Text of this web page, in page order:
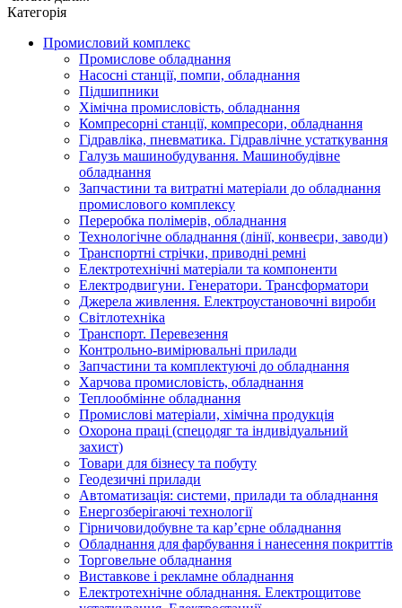
Категорія
Промисловий комплекс
Промислове обладнання
Насосні станції, помпи, обладнання
Підшипники
Хімічна промисловість, обладнання
Компресорні станції, компресори, обладнання
Гідравліка, пневматика. Гідравлічне устаткування
Галузь машинобудування. Машинобудівне
обладнання
Запчастини та витратні матеріали до обладнання
промислового комплексу
Переробка полімерів, обладнання
Технологічне обладнання (лінії, конвеєри, заводи)
Транспортні стрічки, приводні ремні
Електротехнічні матеріали та компоненти
Електродвигуни. Генератори. Трансформатори
Джерела живлення. Електроустановочні вироби
Світлотехніка
Транспорт. Перевезення
Контрольно-вимірювальні прилади
Запчастини та комплектуючі до обладнання
Харчова промисловість, обладнання
Теплообмінне обладнання
Промислові матеріали, хімічна продукція
Охорона праці (спецодяг та індивідуальний
захист)
Товари для бізнесу та побуту
Геодезичні прилади
Автоматизація: системи, прилади та обладнання
Енергозберігаючі технології
Гірничовидобувне та кар’єрне обладнання
Обладнання для фарбування і нанесення покриттів
Торговельне обладнання
Виставкове і рекламне обладнання
Електротехнічне обладнання. Електрощитове